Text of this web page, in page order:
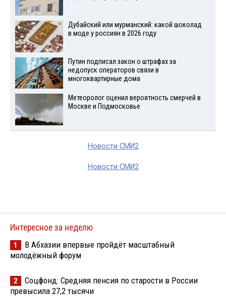
Дубайский или мурманский: какой шоколад
в моде у россиян в 2026 году
Путин подписал закон о штрафах за
недопуск операторов связи в
многоквартирные дома
Метеоролог оценил вероятность смерчей в
Москве и Подмосковье
Новости СМИ2
Новости СМИ2
Интересное за неделю
1
В Абхазии впервые пройдёт масштабный
молодёжный форум
2
Соцфонд: Средняя пенсия по старости в России
превысила 27,2 тысячи